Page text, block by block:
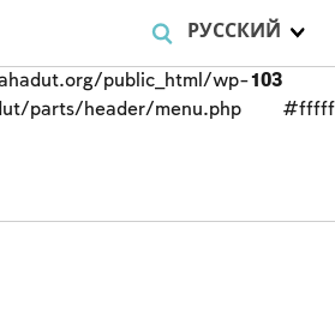
РУССКИЙ
public_html/wp-
parts/header/menu.php
103